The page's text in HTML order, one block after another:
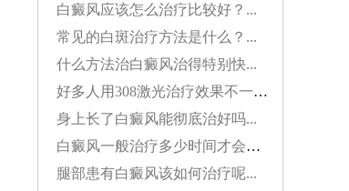
白癜风应该怎么治疗比较好？...
常见的白斑治疗方法是什么？...
什么方法治白癜风治得特别快...
好多人用308激光治疗效果不一样308分为几种...
身上长了白癜风能彻底治好吗...
白癜风一般治疗多少时间才会稳定...
腿部患有白癜风该如何治疗呢...